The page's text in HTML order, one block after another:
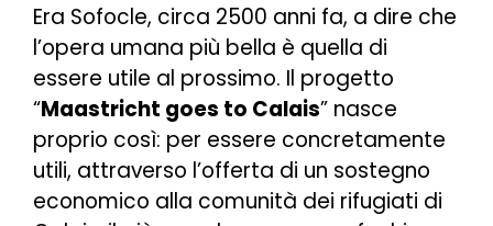
Era Sofocle, circa 2500 anni fa, a dire che
l’opera umana più bella è quella di
essere utile al prossimo. Il progetto
“Maastricht goes to Calais” nasce
proprio così: per essere concretamente
utili, attraverso l’offerta di un sostegno
economico alla comunità dei rifugiati di